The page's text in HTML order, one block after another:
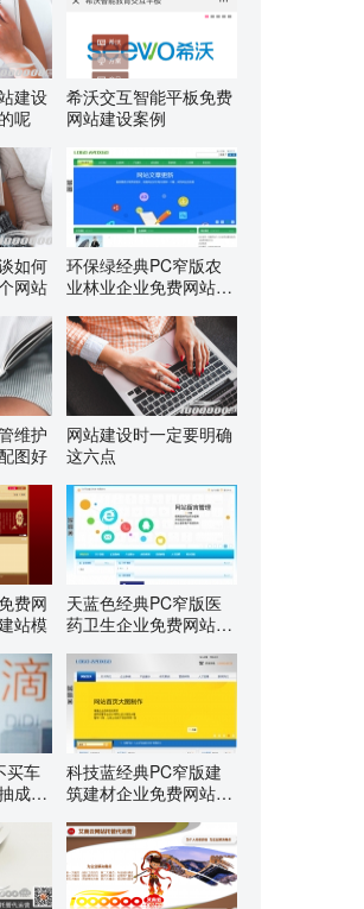
建设
呢
希沃交互智能平板免费
网站建设案例
如何
网站
环保绿经典PC窄版农
业林业企业免费网站建
维护
图好
网站建设时一定要明确
这六点
费网
站模
天蓝色经典PC窄版医
药卫生企业免费网站建
买车
成
科技蓝经典PC窄版建
筑建材企业免费网站建